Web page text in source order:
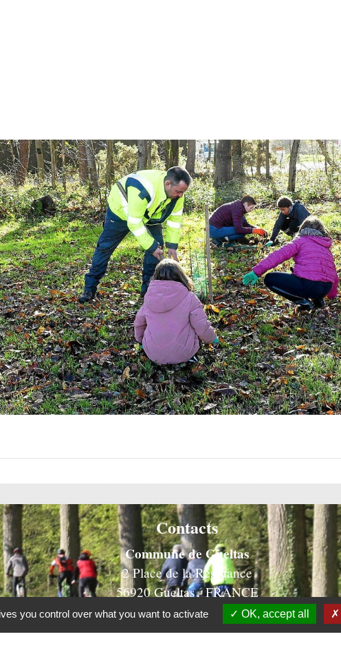
Contacts
Commune de Gueltas
2 Place de la Résistance
56920 Gueltas - FRANCE
you control over what you want to activate OK, accept all